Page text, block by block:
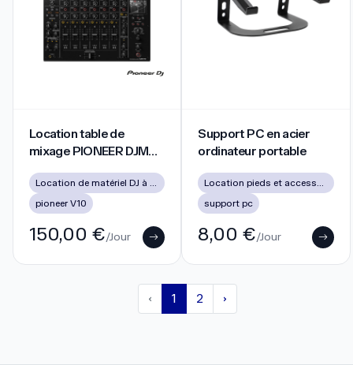
Location table de
mixage PIONEER DJM
pioneer V10
150,00 €/Jour
Support PC en acier
ordinateur portable
support pc
8,00 €/Jour
‹ 1 2 ›